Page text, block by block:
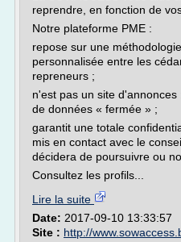
reprendre, en fonction de
Notre plateforme PME :
repose sur une
personnalisée entre les
repreneurs ;
n'est pas un site
de données « fermée » ;
garantit une totale
mis en contact avec le
décidera de poursuivre ou
Consultez les profils...
Lire la suite
Date: 2017-09-10 13:33:57
Site : http://